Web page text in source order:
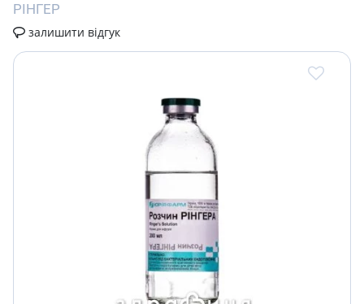
РІНГЕР
залишити відгук